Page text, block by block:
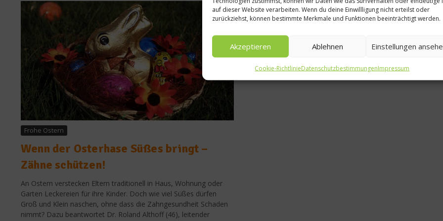
auf dieser Website verarbeiten. Wenn du deine Einwillligung nicht erteilst oder
zurückziehst, können bestimmte Merkmale und Funktionen beeinträchtigt werden.
Akzeptieren Ablehnen Einstellungen
Cookie-RichtlinieDatenschutzbestimmungenImpressum
Frohe Ostern
Wenn der Osterhase Süßes bringt –
Zähne schützen!
An Ostern verstecken Eltern traditionell in Haus, Wohnung oder
Garten Leckereien für ihre Kinder. Doch wie viel Süßes dürfen
Groß und Klein naschen, ohne dass die Zahngesundheit Schaden
nimmt? Dazu beantwortet Dr. Roland Althoff (46), leitender
Ratgeber Gesundheit
und trinken